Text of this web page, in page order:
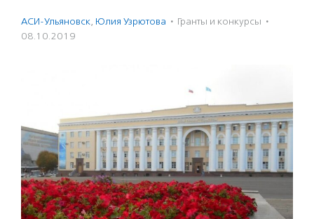
АСИ-Ульяновск, Юлия Узрютова · Гранты и конкурсы ·
08.10.2019